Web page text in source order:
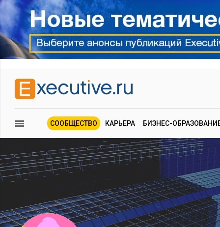
СООБЩЕСТВО КАРЬЕРА БИЗНЕС-